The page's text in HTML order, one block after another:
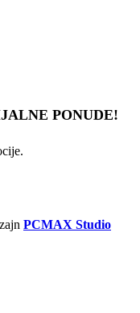
PONUDE!
PCMAX Studio